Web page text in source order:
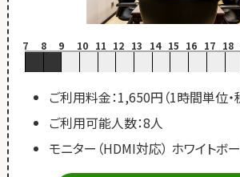
7 8 9 10 11 12 13 14 15 16 17 18
ご利用料金：1,650円（1時間単位・
ご利用可能人数：8人
モニター（HDMI対応） ホワイトボ